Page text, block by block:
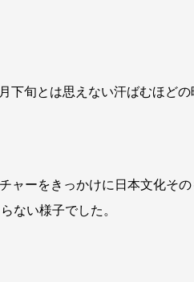
下旬とは思えない汗ばむほど
ャーをきっかけに日本文化そ
ない様子でした。